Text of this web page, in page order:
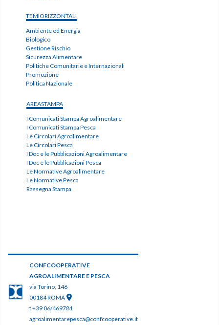
CONFCOOPERATIVE
AGROALIMENTARE E PESCA
via Torino, 146
00184 ROMA
t +39 06/469781
agroalimentarepesca@confcooperative.it
TEMIORIZZONTALI
Ambiente ed Energia
Biologico
Gestione Rischio
Sicurezza Alimentare
Politiche Comunitarie e Internazionali
Promozione
Politica Nazionale
AREASTAMPA
I Comunicati Stampa Agroalimentare
I Comunicati Stampa Pesca
Le Circolari Agroalimentare
Le Circolari Pesca
I Doc e le Pubblicazioni Agroalimentare
I Doc e le Pubblicazioni Pesca
Le Normative Agroalimentare
Le Normative Pesca
Rassegna Stampa